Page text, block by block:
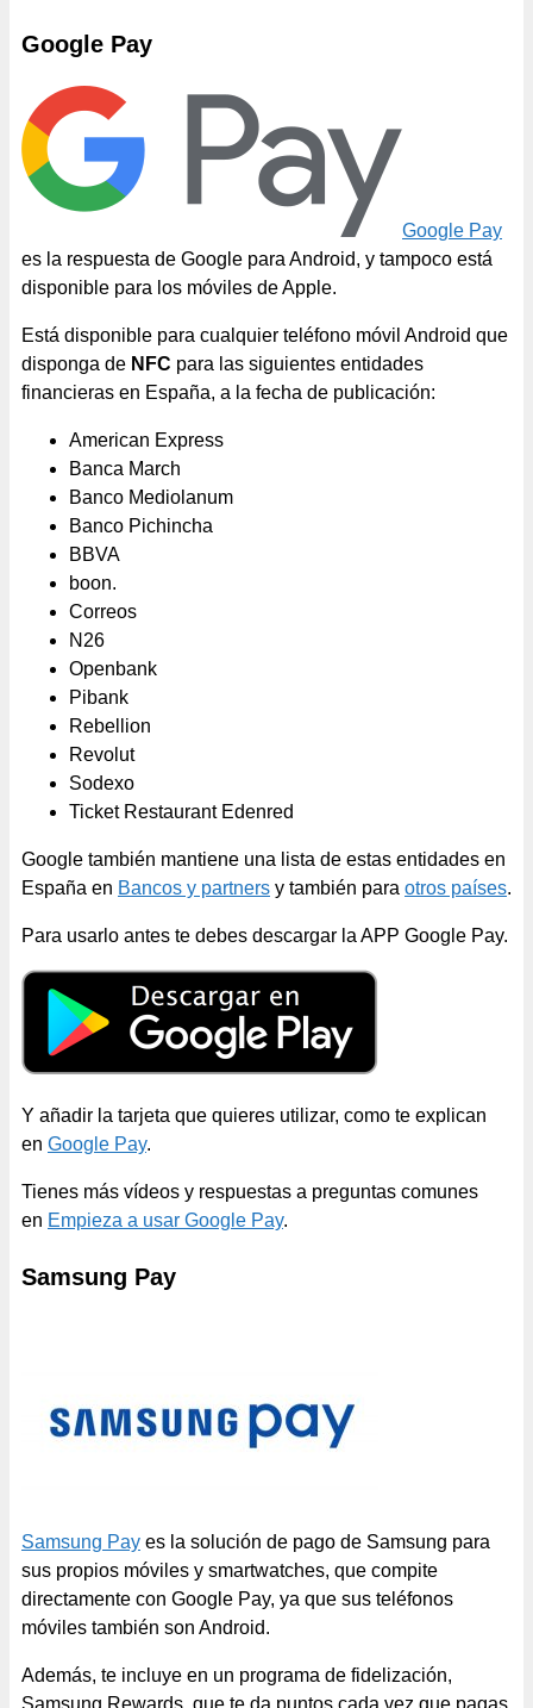
Google Pay
Google Pay
es la respuesta de Google para Android, y tampoco está
disponible para los móviles de Apple.
Está disponible para cualquier teléfono móvil Android que
disponga de NFC para las siguientes entidades
financieras en España, a la fecha de publicación:
American Express
Banca March
Banco Mediolanum
Banco Pichincha
BBVA
boon.
Correos
N26
Openbank
Pibank
Rebellion
Revolut
Sodexo
Ticket Restaurant Edenred
Google también mantiene una lista de estas entidades en
España en Bancos y partners y también para otros países.
Para usarlo antes te debes descargar la APP Google Pay.
Y añadir la tarjeta que quieres utilizar, como te explican
en Google Pay.
Tienes más vídeos y respuestas a preguntas comunes
en Empieza a usar Google Pay.
Samsung Pay
Samsung Pay es la solución de pago de Samsung para
sus propios móviles y smartwatches, que compite
directamente con Google Pay, ya que sus teléfonos
móviles también son Android.
Además, te incluye en un programa de fidelización,